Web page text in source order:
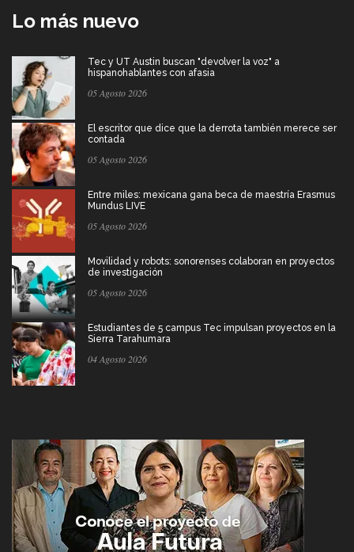
Lo más nuevo
Tec y UT Austin buscan "devolver la voz" a
hispanohablantes con afasia
05 Agosto 2026
El escritor que dice que la derrota también merece ser
contada
05 Agosto 2026
Entre miles: mexicana gana beca de maestría Erasmus
Mundus LIVE
05 Agosto 2026
Movilidad y robots: sonorenses colaboran en proyectos
de investigación
05 Agosto 2026
Estudiantes de 5 campus Tec impulsan proyectos en la
Sierra Tarahumara
04 Agosto 2026